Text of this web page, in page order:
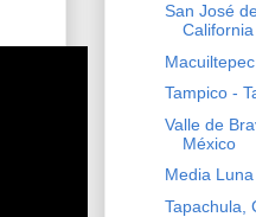
San José
Tampico -
Valle de
México
Media
Tapachula,